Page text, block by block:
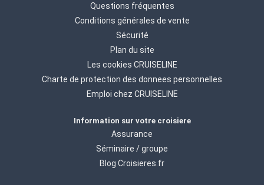
Questions fréquentes
Conditions générales de vente
Sécurité
Plan du site
Les cookies CRUISELINE
Charte de protection des donnees personnelles
Emploi chez CRUISELINE
Information sur votre croisiere
Assurance
Séminaire / groupe
Blog Croisieres.fr